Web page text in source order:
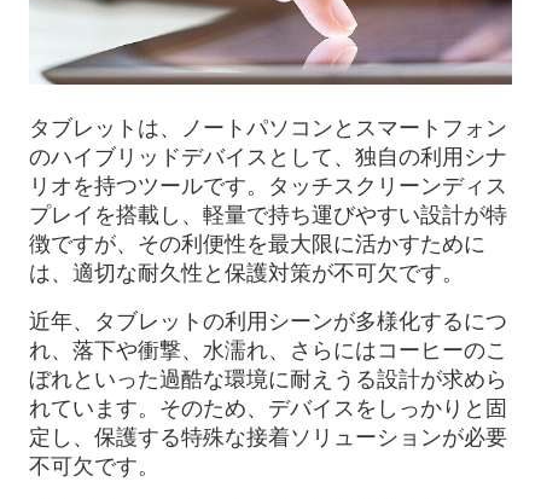
タブレットは、ノートパソコンとスマートフォン
のハイブリッドデバイスとして、独自の利用シナ
リオを持つツールです。タッチスクリーンディス
プレイを搭載し、軽量で持ち運びやすい設計が特
徴ですが、その利便性を最大限に活かすために
は、適切な耐久性と保護対策が不可欠です。
近年、タブレットの利用シーンが多様化するにつ
れ、落下や衝撃、水濡れ、さらにはコーヒーのこ
ぼれといった過酷な環境に耐えうる設計が求めら
れています。そのため、デバイスをしっかりと固
定し、保護する特殊な接着ソリューションが必要
不可欠です。